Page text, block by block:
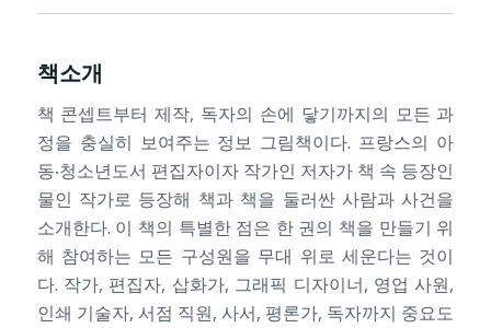
책소개
책 콘셉트부터 제작, 독자의 손에 닿기까지의 모든 과
정을 충실히 보여주는 정보 그림책이다. 프랑스의 아
동‧청소년도서 편집자이자 작가인 저자가 책 속 등장인
물인 작가로 등장해 책과 책을 둘러싼 사람과 사건을
소개한다. 이 책의 특별한 점은 한 권의 책을 만들기 위
해 참여하는 모든 구성원을 무대 위로 세운다는 것이
다. 작가, 편집자, 삽화가, 그래픽 디자이너, 영업 사원,
인쇄 기술자, 서점 직원, 사서, 평론가, 독자까지 중요도